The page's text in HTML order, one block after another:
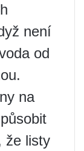
není
od
na
že listy